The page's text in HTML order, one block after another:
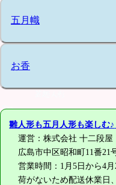
五月幟
お香
雛人形も五月人形も楽しむ♪
運営：株式会社 十二段
広島市中区昭和町11番21
営業時間：1月5日から4
荷がないため配送休業日